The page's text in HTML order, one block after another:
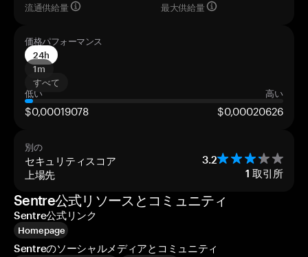
流通供給量
最大供給量
価格パフォーマンス
24h
1m
すべて
低い
高い
$0,00019078 $0,00020626
別の
セキュリティスコア 3.2
上場先 1 取引所
Sentre公式リソースとコミュニティ
Sentre公式リンク
Homepage
Sentreのソーシャルメディアとコミュニティ